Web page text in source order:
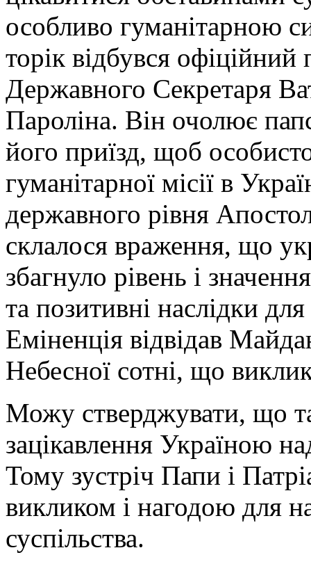
особливо гуманітарною
торік відбувся
Державного Секретаря
Пароліна. Він очолює
його приїзд, щоб
гуманітарної місії в
державного рівня
склалося враження, що
збагнуло рівень і
та позитивні наслідки
Еміненція відвідав
Небесної сотні, що
Можу стверджувати, що
зацікавлення Україною
Тому зустріч Папи і
викликом і нагодою для
суспільства.